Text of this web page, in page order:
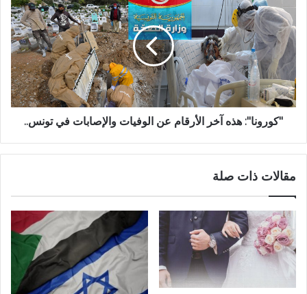
"كورونا": هذه آخر الأرقام عن الوفيات والإصابات في تونس..
مقالات ذات صلة